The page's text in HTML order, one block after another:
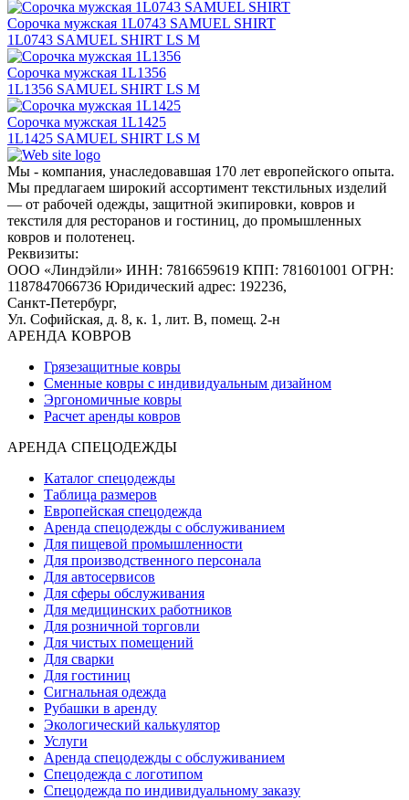
Сорочка мужская 1L0743 SAMUEL SHIRT
1L0743 SAMUEL SHIRT LS M
Сорочка мужская 1L1356
1L1356 SAMUEL SHIRT LS M
Сорочка мужская 1L1425
1L1425 SAMUEL SHIRT LS M
Мы - компания, унаследовавшая 170 лет европейского опыта.
Мы предлагаем широкий ассортимент текстильных изделий
— от рабочей одежды, защитной экипировки, ковров и
текстиля для ресторанов и гостиниц, до промышленных
ковров и полотенец.
Реквизиты:
ООО «Линдэйли» ИНН: 7816659619 КПП: 781601001 ОГРН:
1187847066736 Юридический адрес: 192236,
Санкт-Петербург,
Ул. Софийская, д. 8, к. 1, лит. В, помещ. 2-н
АРЕНДА КОВРОВ
Грязезащитные ковры
Сменные ковры с индивидуальным дизайном
Эргономичные ковры
Расчет аренды ковров
АРЕНДА СПЕЦОДЕЖДЫ
Каталог спецодежды
Таблица размеров
Европейская спецодежда
Аренда спецодежды с обслуживанием
Для пищевой промышленности
Для производственного персонала
Для автосервисов
Для сферы обслуживания
Для медицинских работников
Для розничной торговли
Для чистых помещений
Для сварки
Для гостиниц
Сигнальная одежда
Рубашки в аренду
Экологический калькулятор
Услуги
Аренда спецодежды с обслуживанием
Спецодежда с логотипом
Спецодежда по индивидуальному заказу